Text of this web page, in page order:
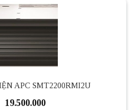
APC SMT2200RMI2U
19.500.000